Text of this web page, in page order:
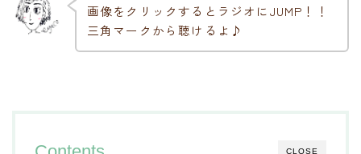
画像をクリックするとラジオにJUMP！！
三角マークから聴けるよ♪
CLOSE